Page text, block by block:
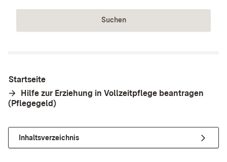
Suchen
Startseite
Hilfe zur Erziehung in Vollzeitpflege beantragen
(Pflegegeld)
Inhaltsverzeichnis